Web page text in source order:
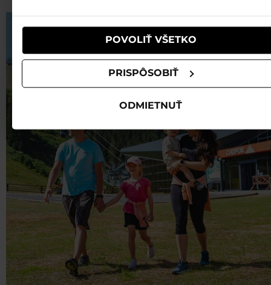
POVOLIŤ VŠETKO
PRISPÔSOBIŤ
ODMIETNUŤ